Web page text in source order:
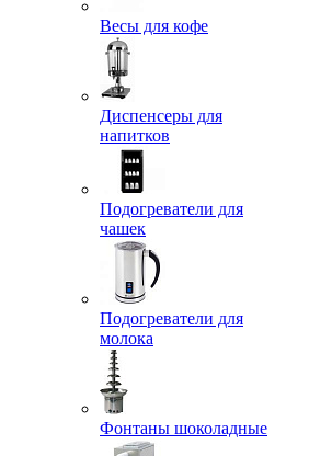
Весы для кофе
Диспенсеры для
напитков
Подогреватели для
чашек
Подогреватели для
молока
Фонтаны шоколадные